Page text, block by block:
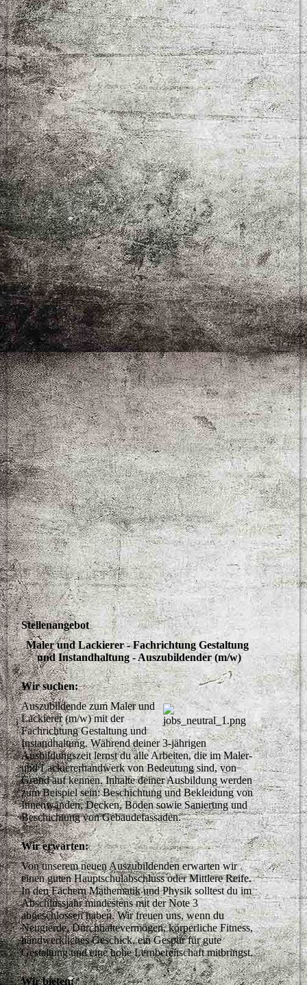
collage2
collage3
Stellenangebot
Maler und Lackierer - Fachrichtung Gestaltung
und Instandhaltung - Auszubildender (m/w)
Wir suchen:
Auszubildende zum Maler und
Lackierer (m/w) mit der
Fachrichtung Gestaltung und
Instandhaltung. Während deiner 3-jährigen
Ausbildungszeit lernst du alle Arbeiten, die im Maler-
und Lackiererhandwerk von Bedeutung sind, von
Grund auf kennen. Inhalte deiner Ausbildung werden
zum Beispiel sein: Beschichtung und Bekleidung von
Innenwänden, Decken, Böden sowie Sanierung und
Beschichtung von Gebäudefassaden.
Wir erwarten:
Von unserem neuen Auszubildenden erwarten wir
einen guten Hauptschulabschluss oder Mittlere Reife.
In den Fächern Mathematik und Physik solltest du im
Abschlussjahr mindestens mit der Note 3
abgeschlossen haben. Wir freuen uns, wenn du
Neugierde, Durchhaltevermögen, körperliche Fitness,
handwerkliches Geschick, ein Gespür für gute
Gestaltung und eine hohe Lernbereitschaft mitbringst.
Wir bieten: